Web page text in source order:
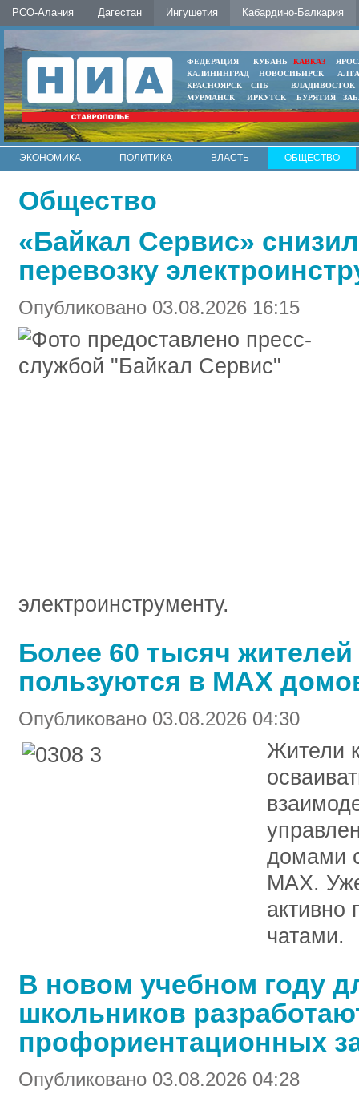
РСО-Алания Дагестан Ингушетия Кабардино-Балкария
ФЕДЕРАЦИЯ КУБАНЬ КАВКАЗ
КАЛИНИНГРАД
НОВОСИБИРСК
КРАСНОЯРСК
СПБ
ВЛАДИВОСТОК
МУРМАНСК
ИРКУТСК БУРЯТИЯ
ЭКОНОМИКА ПОЛИТИКА ВЛАСТЬ
ОБЩЕСТВО
Общество
«Байкал Сервис»
перевозку
Опубликовано 03.08.2026 16:15
электроинструменту.
Более 60 тысяч
пользуются в МАХ
Опубликовано 03.08.2026 04:30
Жители
домами
MAX.
активно
чатами.
В новом учебном году
школьников
профориентационных
Опубликовано 03.08.2026 04:28